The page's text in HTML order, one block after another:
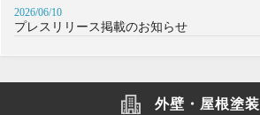
2026/06/10
プレスリリース掲載のお知らせ
外壁・屋根塗装